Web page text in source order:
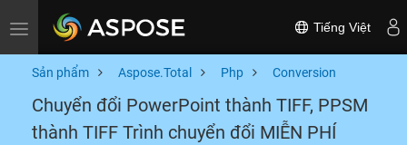
Toggle navigation Tiếng Việt
Sản phẩm Aspose.Total Php Conversion
Chuyển đổi PowerPoint thành TIFF, PPSM
thành TIFF Trình chuyển đổi MIỄN PHÍ